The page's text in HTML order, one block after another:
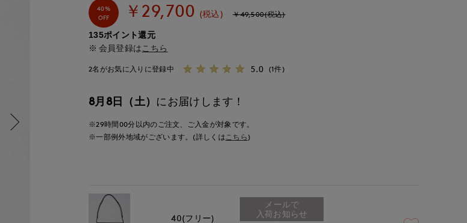
40%
OFF
￥29,700 (税込) ￥49,500(税込)
135ポイント還元
会員登録は こちら
2名がお気に入りに登録中 5.0 (1件)
8月8日（土） にお届けします！
※29時間00分以内のご注文、ご入金が対象です。
※一部例外地域がございます。(詳しくはこちら )
40(フリー)
メールで
入荷お知らせ